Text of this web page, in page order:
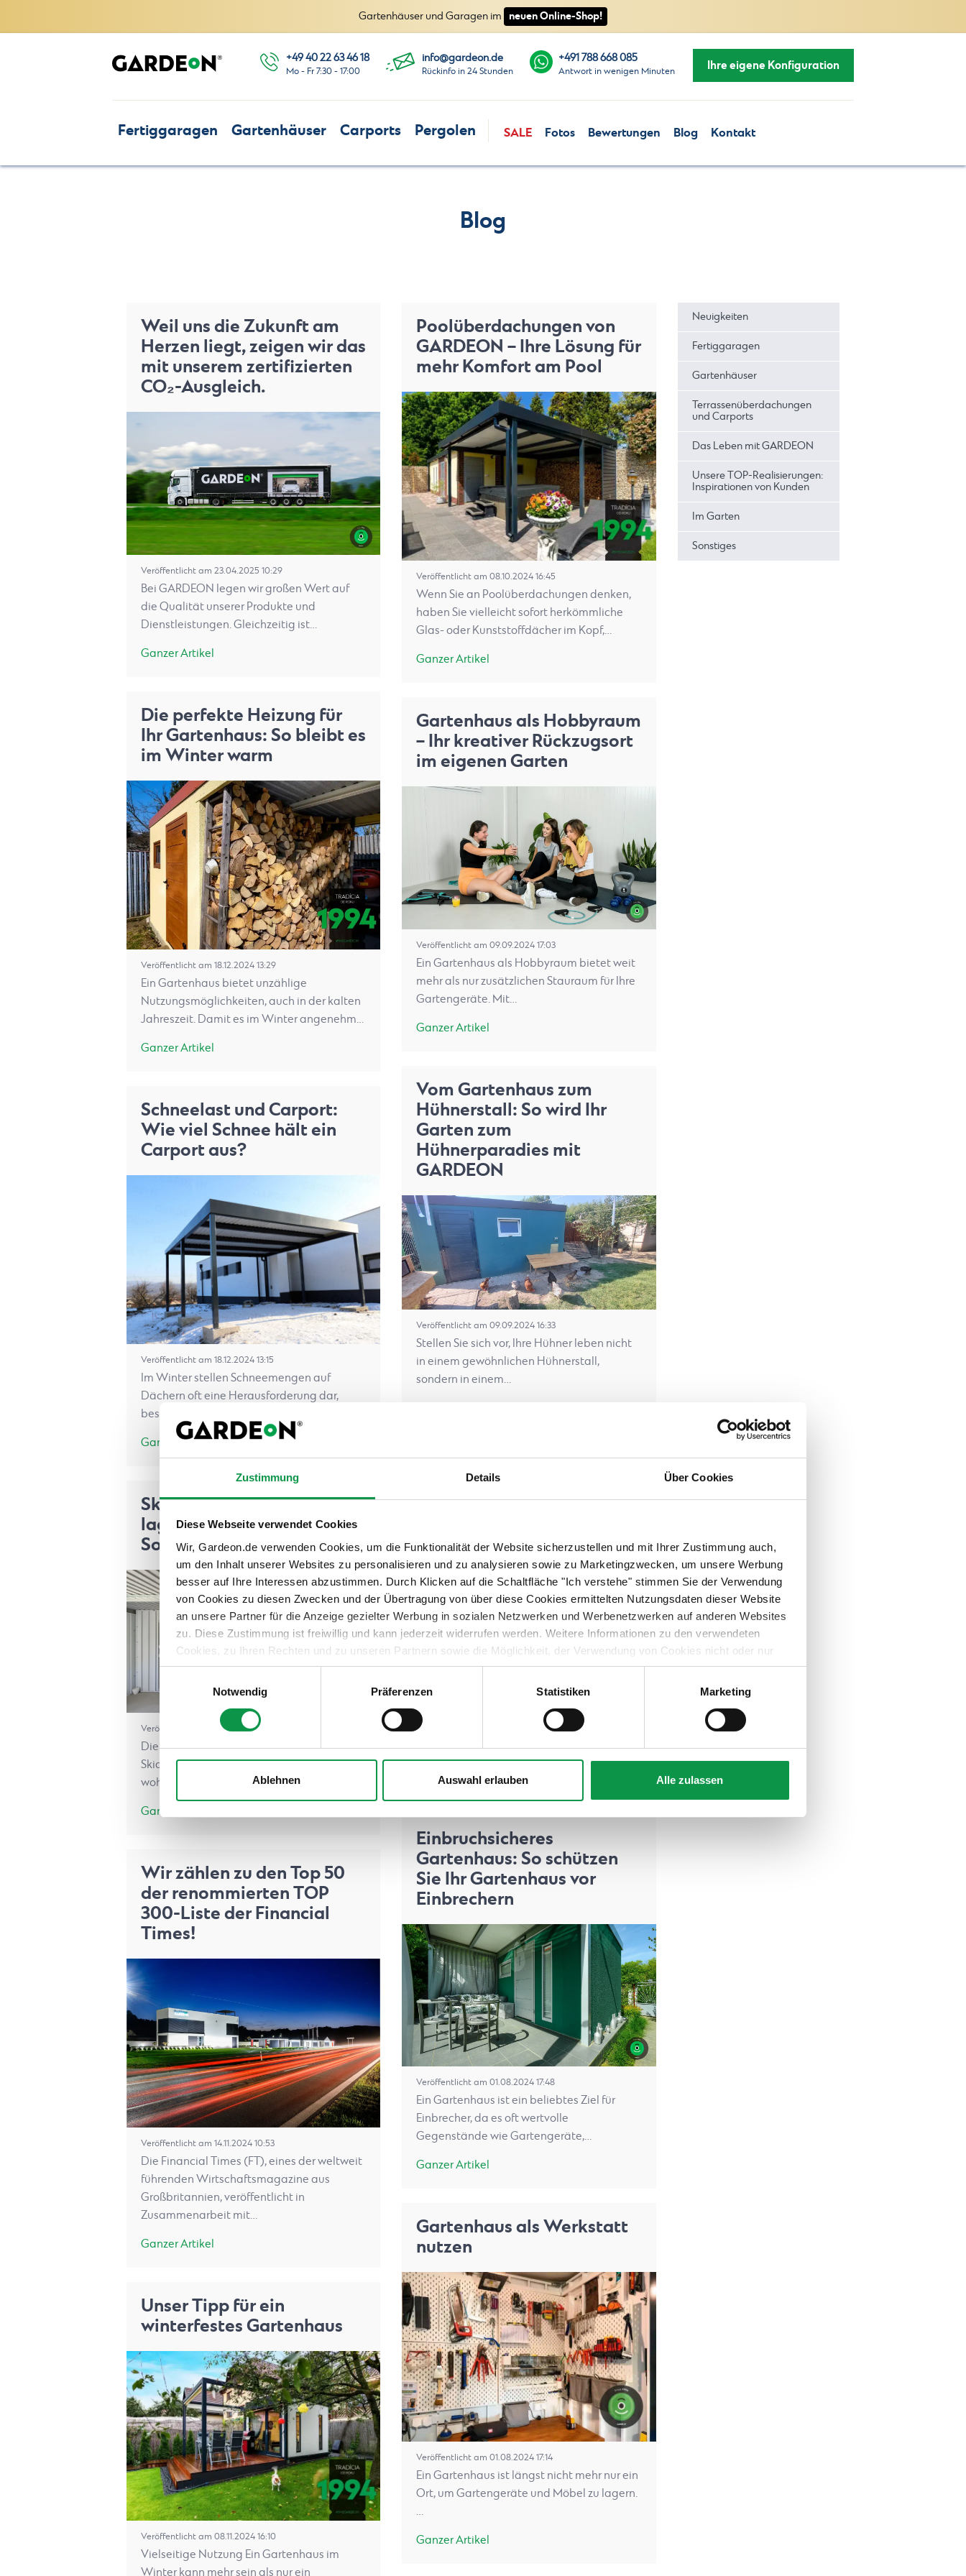
Zustimmung Details Über Cookies
Diese Webseite verwendet Cookies
Wir, Gardeon.de verwenden Cookies, um die Funktionalität der Website sicherzustellen und mit Ihrer Zustimmung auch,
um den Inhalt unserer Websites zu personalisieren und zu analysieren sowie zu Marketingzwecken, um unsere Werbung
besser auf Ihre Interessen abzustimmen. Durch Klicken auf die Schaltfläche "Ich verstehe" stimmen Sie der Verwendung
von Cookies zu diesen Zwecken und der Übertragung von über diese Cookies ermittelten Nutzungsdaten dieser Website
an unsere Partner für die Anzeige gezielter Werbung in sozialen Netzwerken und Werbenetzwerken auf anderen Websites
zu. Diese Zustimmung ist freiwillig und kann jederzeit widerrufen werden. Weitere Informationen zu den verwendeten
Cookies, zu Ihren Rechten und zu unseren Partnern sowie die Möglichkeit, der Verwendung von Cookies nicht oder nur
teilweise zuzustimmen, finden Sie unter dem Link „Detaillierte Einstellungen“.
Notwendig
Präferenzen Statistiken Marketing
Ablehnen Auswahl erlauben Alle zulassen
Gartenhäuser und Garagen im neuen Online-Shop!
Ihre eigene Konfiguration
+49 40 22 63 46 18
Mo - Fr 7:30 - 17:00
info@gardeon.de
Rückinfo in 24 Stunden
+491 788 668 085
Antwort in wenigen Minuten
Fertiggaragen Gartenhäuser Carports Pergolen SALE Fotos Bewertungen Blog Kontakt
Blog
Weil uns die Zukunft am
Herzen liegt, zeigen wir das
mit unserem zertifizierten
CO₂-Ausgleich.
Veröffentlicht am 23.04.2025 10:29
Bei GARDEON legen wir großen Wert auf
die Qualität unserer Produkte und
Dienstleistungen. Gleichzeitig ist…
Ganzer Artikel
Die perfekte Heizung für
Ihr Gartenhaus: So bleibt es
im Winter warm
Veröffentlicht am 18.12.2024 13:29
Ein Gartenhaus bietet unzählige
Nutzungsmöglichkeiten, auch in der kalten
Jahreszeit. Damit es im Winter angenehm…
Ganzer Artikel
Schneelast und Carport:
Wie viel Schnee hält ein
Carport aus?
Veröffentlicht am 18.12.2024 13:15
Im Winter stellen Schneemengen auf
Dächern oft eine Herausforderung dar,
besonders für Carports. Doch wie…
Ganzer Artikel
Ski und Skischuhe richtig
lagern: Tipps für den
Sommerschlaf
Veröffentlicht am 18.12.2024 13:04
Die Skisaison ist vorbei, und Ihre
Skiausrüstung verabschiedet sich in die
wohlverdiente Sommerpause. Damit Ski,…
Ganzer Artikel
Wir zählen zu den Top 50
der renommierten TOP
300-Liste der Financial
Times!
Veröffentlicht am 14.11.2024 10:53
Die Financial Times (FT), eines der weltweit
führenden Wirtschaftsmagazine aus
Großbritannien, veröffentlicht in
Zusammenarbeit mit…
Ganzer Artikel
Unser Tipp für ein
winterfestes Gartenhaus
Veröffentlicht am 08.11.2024 16:10
Vielseitige Nutzung Ein Gartenhaus im
Winter kann mehr sein als nur ein
Poolüberdachungen von
GARDEON – Ihre Lösung für
mehr Komfort am Pool
Veröffentlicht am 08.10.2024 16:45
Wenn Sie an Poolüberdachungen denken,
haben Sie vielleicht sofort herkömmliche
Glas- oder Kunststoffdächer im Kopf,…
Ganzer Artikel
Gartenhaus als Hobbyraum
– Ihr kreativer Rückzugsort
im eigenen Garten
Veröffentlicht am 09.09.2024 17:03
Ein Gartenhaus als Hobbyraum bietet weit
mehr als nur zusätzlichen Stauraum für Ihre
Gartengeräte. Mit…
Ganzer Artikel
Vom Gartenhaus zum
Hühnerstall: So wird Ihr
Garten zum
Hühnerparadies mit
GARDEON
Veröffentlicht am 09.09.2024 16:33
Stellen Sie sich vor, Ihre Hühner leben nicht
in einem gewöhnlichen Hühnerstall,
sondern in einem…
Wellness im Garten: So
Veröffentlicht am 12.08.2024 14:50
Eine Sauna im Garten ist eine wunderbare
Möglichkeit, ein Wellness-Erlebnis direkt vor
der eigenen Haustür…
Ganzer Artikel
Einbruchsicheres
Gartenhaus: So schützen
Sie Ihr Gartenhaus vor
Einbrechern
Veröffentlicht am 01.08.2024 17:48
Ein Gartenhaus ist ein beliebtes Ziel für
Einbrecher, da es oft wertvolle
Gegenstände wie Gartengeräte,…
Ganzer Artikel
Gartenhaus als Werkstatt
nutzen
Veröffentlicht am 01.08.2024 17:14
Ein Gartenhaus ist längst nicht mehr nur ein
Ort, um Gartengeräte und Möbel zu lagern.
…
Ganzer Artikel
Neuigkeiten
Fertiggaragen
Gartenhäuser
Terrassenüberdachungen
und Carports
Das Leben mit GARDEON
Unsere TOP-Realisierungen:
Inspirationen von Kunden
Im Garten
Sonstiges